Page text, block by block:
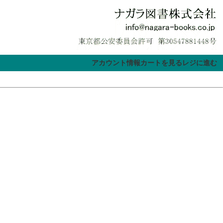
アカウント情報カートを見るレジに進む